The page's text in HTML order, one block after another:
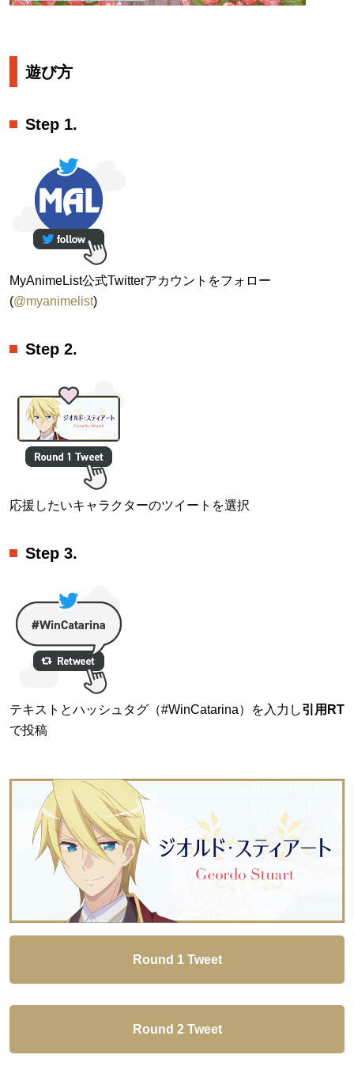
遊び方
Step 1.
MyAnimeList公式Twitterアカウントをフォロー
(@myanimelist)
Step 2.
応援したいキャラクターのツイートを選択
Step 3.
テキストとハッシュタグ（#WinCatarina）を入力し引用RT
で投稿
Round 1 Tweet
Round 2 Tweet